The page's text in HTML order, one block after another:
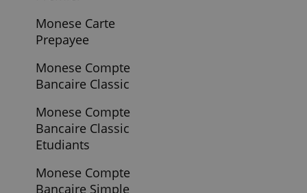
Ma French Bank
Ma French Bank
Le Compte Ideal
Ma French Bank
Original
Ce site Web utilise des cookies
Nous utilisons des cookies pour personnaliser le
contenu, les publicités et analyser notre trafic.